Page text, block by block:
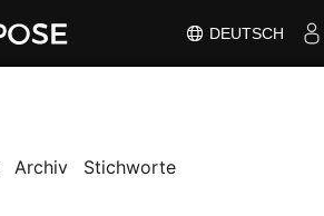
DEUTSCH
Archiv Stichworte